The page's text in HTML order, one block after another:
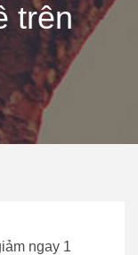
trên
ngay 1